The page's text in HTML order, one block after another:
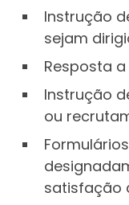
Instrução
sejam
Resposta
Instrução
ou
satisfação